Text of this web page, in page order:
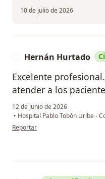
10 de julio de 2026
Hernán Hurtado
Excelente
atender a los
12 de junio de 2026
• Hospital Pablo Tobón Uribe -
en opinión del usuario Hernán
Reportar